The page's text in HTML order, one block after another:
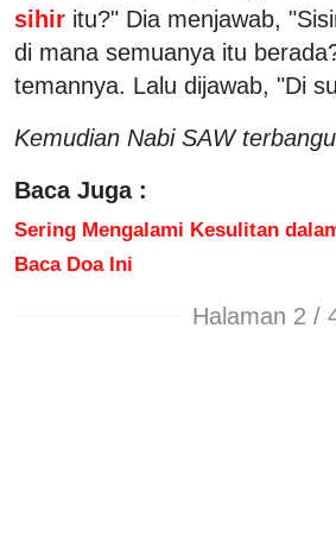
sihir itu?" Dia menjawab,
di mana semuanya itu
temannya. Lalu dijawab, "Di
Kemudian Nabi SAW
Baca Juga :
Sering Mengalami Kesulitan
Baca Doa Ini
Halaman 2 /